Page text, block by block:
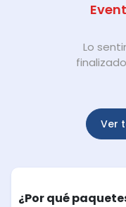
Lo
Ver
¿Por qué